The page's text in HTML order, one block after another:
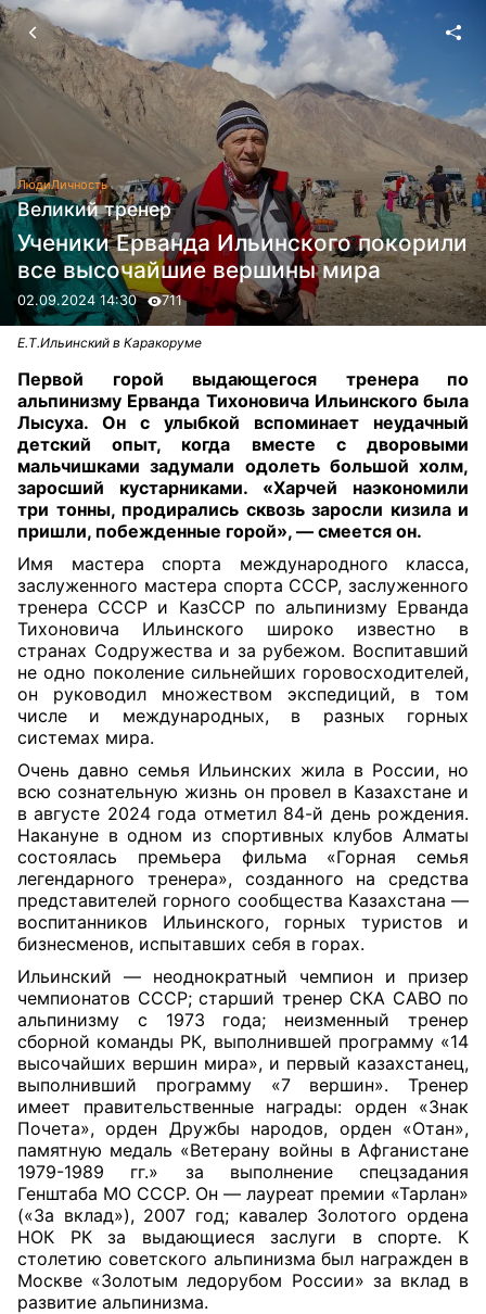
ЛюдиЛичность
Великий тренер
Ученики Ерванда Ильинского покорили
все высочайшие вершины мира
02.09.2024 14:30 711
Е.Т.Ильинский в Каракоруме
Первой горой выдающегося тренера по
альпинизму Ерванда Тихоновича Ильинского была
Лысуха. Он с улыбкой вспоминает неудачный
детский опыт, когда вместе с дворовыми
мальчишками задумали одолеть большой холм,
заросший кустарниками. «Харчей наэкономили
три тонны, продирались сквозь заросли кизила и
пришли, побежденные горой», — смеется он.
Имя мастера спорта международного класса,
заслуженного мастера спорта СССР, заслуженного
тренера СССР и КазССР по альпинизму Ерванда
Тихоновича Ильинского широко известно в
странах Содружества и за рубежом. Воспитавший
не одно поколение сильнейших горовосходителей,
он руководил множеством экспедиций, в том
числе и международных, в разных горных
системах мира.
Очень давно семья Ильинских жила в России, но
всю сознательную жизнь он провел в Казахстане и
в августе 2024 года отметил 84-й день рождения.
Накануне в одном из спортивных клубов Алматы
состоялась премьера фильма «Горная семья
легендарного тренера», созданного на средства
представителей горного сообщества Казахстана —
воспитанников Ильинского, горных туристов и
бизнесменов, испытавших себя в горах.
Ильинский — неоднократный чемпион и призер
чемпионатов СССР; старший тренер СКА САВО по
альпинизму с 1973 года; неизменный тренер
сборной команды РК, выполнившей программу «14
высочайших вершин мира», и первый казахстанец,
выполнивший программу «7 вершин». Тренер
имеет правительственные награды: орден «Знак
Почета», орден Дружбы народов, орден «Отан»,
памятную медаль «Ветерану войны в Афганистане
1979-1989 гг.» за выполнение спецзадания
Генштаба МО СССР. Он — лауреат премии «Тарлан»
(«За вклад»), 2007 год; кавалер Золотого ордена
НОК РК за выдающиеся заслуги в спорте. К
столетию советского альпинизма был награжден в
Москве «Золотым ледорубом России» за вклад в
развитие альпинизма.